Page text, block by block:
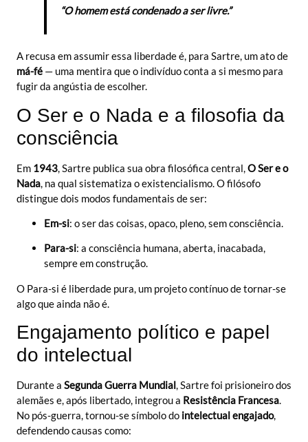
“O homem está condenado a ser livre.”
A recusa em assumir essa liberdade é, para Sartre, um ato de
má-fé — uma mentira que o indivíduo conta a si mesmo para
fugir da angústia de escolher.
O Ser e o Nada e a filosofia da
consciência
Em 1943 , Sartre publica sua obra filosófica central, O Ser e o
Nada , na qual sistematiza o existencialismo. O filósofo
distingue dois modos fundamentais de ser:
Em-si: o ser das coisas, opaco, pleno, sem consciência.
Para-si: a consciência humana, aberta, inacabada,
sempre em construção.
O Para-si é liberdade pura, um projeto contínuo de tornar-se
algo que ainda não é.
Engajamento político e papel
do intelectual
Durante a Segunda Guerra Mundial, Sartre foi prisioneiro dos
alemães e, após libertado, integrou a Resistência Francesa.
No pós-guerra, tornou-se símbolo do intelectual engajado,
defendendo causas como: